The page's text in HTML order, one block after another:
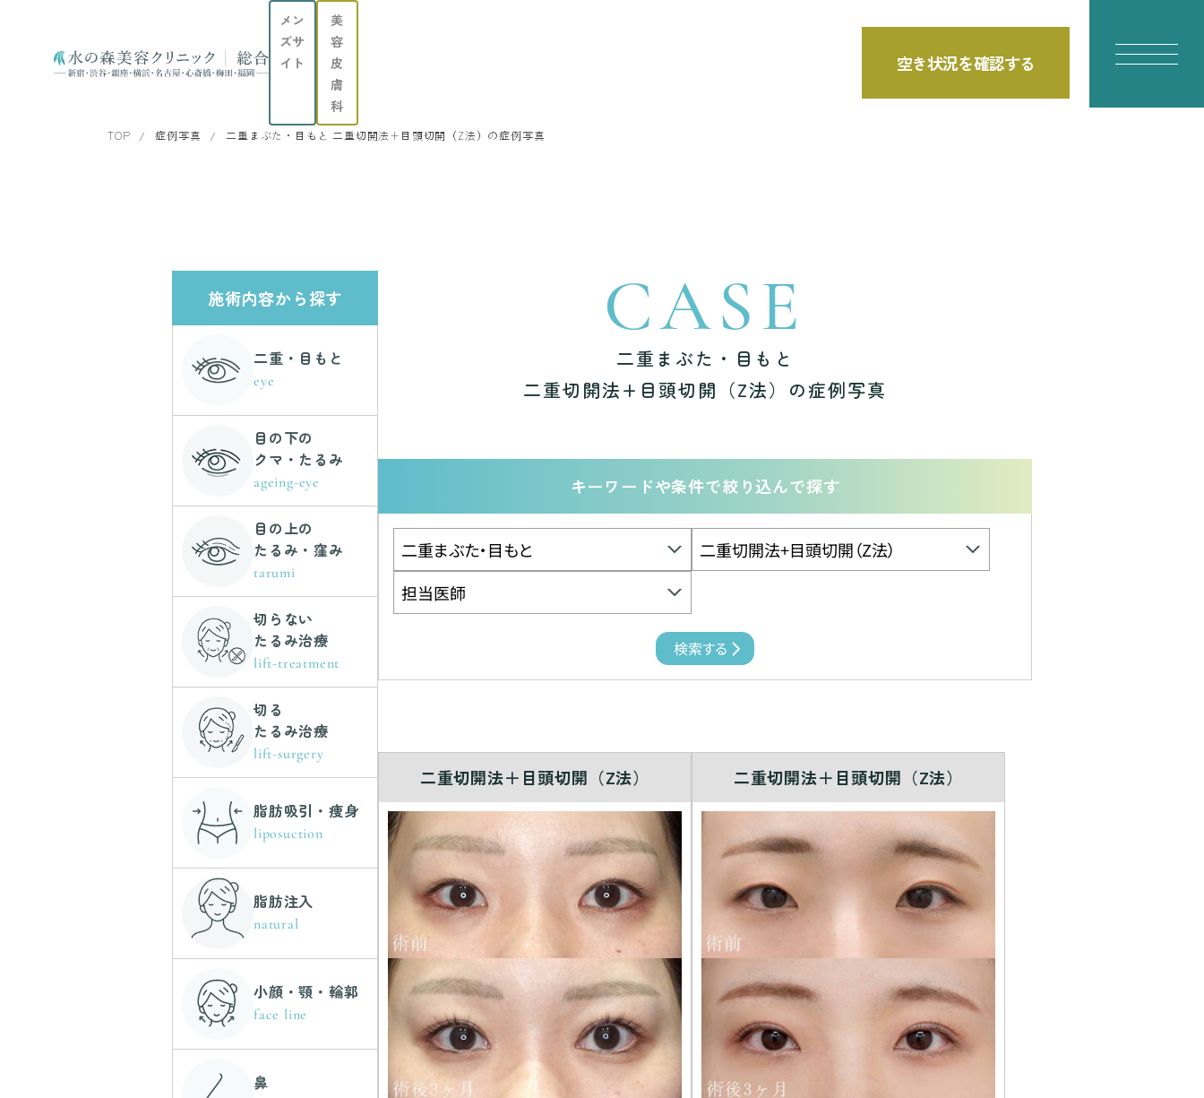
メン
ズサ
イト
美
容
皮
膚
科
空き状況を確認する
TOP 症例写真 二重まぶた・目もと 二重切開法+目頭切開（Z法）の症例写真
CASE
二重まぶた・目もと
二重切開法+目頭切開（Z法）の症例写真
キーワードや条件で絞り込んで探す
二重切開法＋目頭切開（Z法） 二重切開法＋目頭切開（Z法）
施術内容から探す
二重・目もと
eye
目の下の
クマ・たるみ
ageing-eye
目の上の
たるみ・窪み
tarumi
切らない
たるみ治療
lift-treatment
切る
たるみ治療
lift-surgery
脂肪吸引・痩身
liposuction
脂肪注入
natural
小顔・顎・輪郭
face line
鼻